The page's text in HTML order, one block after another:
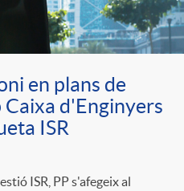
en plans de
d'Enginyers
ISR
ISR, PP s'afegeix al